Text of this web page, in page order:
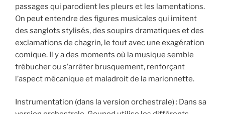
passages qui parodient les pleurs et les lamentations.
On peut entendre des figures musicales qui imitent
des sanglots stylisés, des soupirs dramatiques et des
exclamations de chagrin, le tout avec une exagération
comique. Il y a des moments où la musique semble
trébucher ou s’arrêter brusquement, renforçant
l’aspect mécanique et maladroit de la marionnette.
Instrumentation (dans la version orchestrale) : Dans sa